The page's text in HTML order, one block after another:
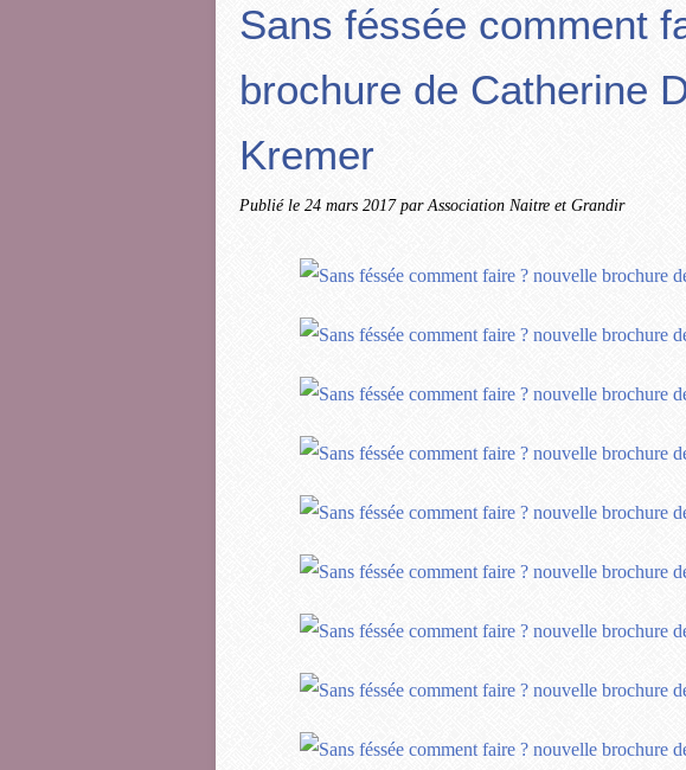
Sans féssée comment
brochure de Catherine
Kremer
Publié le 24 mars 2017par Association Naitre et Grandir